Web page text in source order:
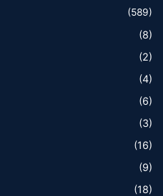
(589)
(8)
(2)
(4)
(6)
(3)
(16)
(9)
(18)